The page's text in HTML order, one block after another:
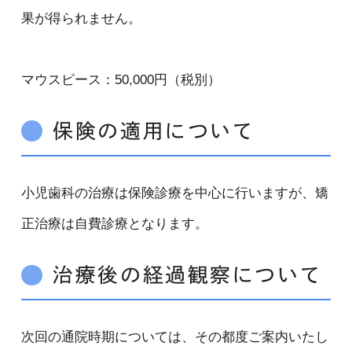
果が得られません。
マウスピース：50,000円（税別）
保険の適用について
小児歯科の治療は保険診療を中心に行いますが、矯
正治療は自費診療となります。
治療後の経過観察について
次回の通院時期については、その都度ご案内いたし